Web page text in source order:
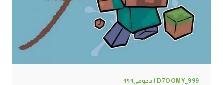
D7OOMY999
D7OOMY_999 | دحومي٩٩٩